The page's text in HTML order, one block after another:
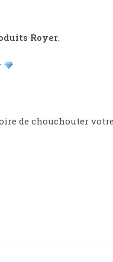
Royer.
de chouchouter